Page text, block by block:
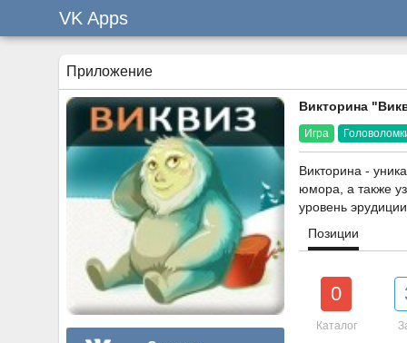
VK Apps
Приложение
Викторина
Игра
Викторина -
юмора, а также
уровень
Позиции
0
Каталог